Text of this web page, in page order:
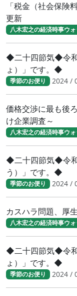
「税金（社会保
更新
八木宏之の経済時事ウ
◆二十四節気◆令
ょ）」です。◆
季節のお便り 2024 /
価格交渉に最も後
け企業調査～
八木宏之の経済時事ウ
◆二十四節気◆令
う）」です。◆
季節のお便り 2024 /
カスハラ問題、厚
八木宏之の経済時事ウ
◆二十四節気◆令
ょ）」です。◆
季節のお便り 2024 /